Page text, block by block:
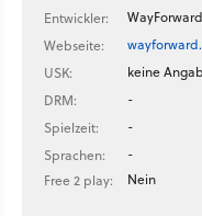
Entwickler:
WayForward
Webseite:
USK:
keine
DRM:
-
Spielzeit:
-
Sprachen:
-
Free 2 play:
Nein